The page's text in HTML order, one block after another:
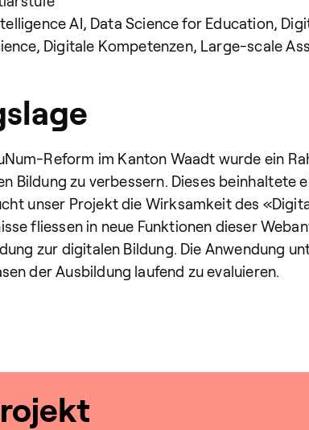
AI, Data Science for Education,
Digitale Kompetenzen, Large-scale
Reform im Kanton Waadt wurde ein
Bildung zu verbessern. Dieses
unser Projekt die Wirksamkeit des
fliessen in neue Funktionen dieser
zur digitalen Bildung. Die Anwendung
der Ausbildung laufend zu evaluieren.